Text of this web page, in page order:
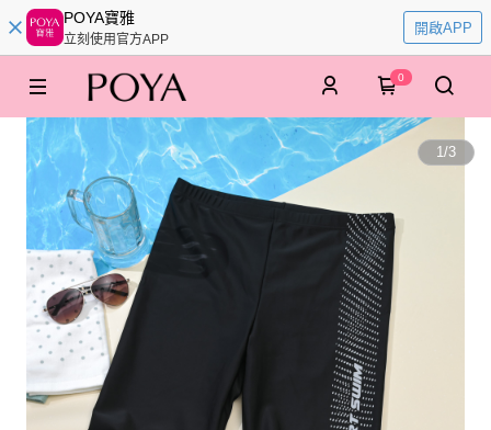
POYA寶雅
立刻使用官方APP
開啟APP
0
1/3